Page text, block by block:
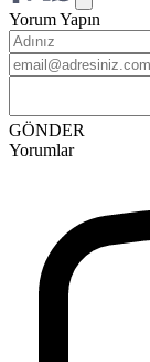
Yorum Yapın
GÖNDER
Yorumlar